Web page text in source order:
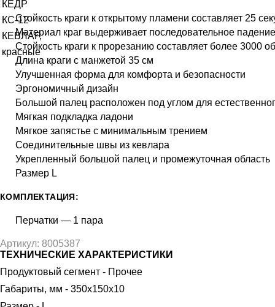
Стойкость краги к открытому пламени составляет 25
Материал краг выдерживает последовательное
Стойкость краги к прорезанию составляет более 3000
Длина краги с манжетой 35 см
Улучшенная форма для комфорта и безопасности
Эргономичный дизайн
Большой палец расположен под углом для
Мягкая подкладка ладони
Мягкое запястье с минимальным трением
Соединительные швы из кевлара
Укрепленный большой палец и промежуточная область
Размер L
КОМПЛЕКТАЦИЯ:
Перчатки — 1 пара
Артикул: 8005387
ТЕХНИЧЕСКИЕ ХАРАКТЕРИСТИКИ
Продуктовый сегмент - Прочее
Габариты, мм - 350х150х10